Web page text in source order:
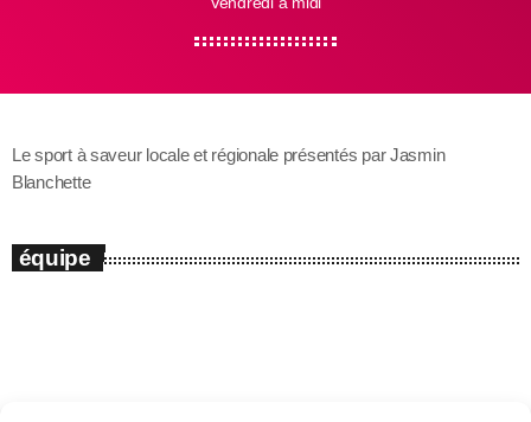
Le sport à saveur locale et régionale présentés par Jasmin
Blanchette
équipe